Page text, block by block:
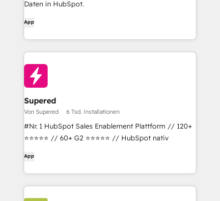
Daten in HubSpot.
App
Supered
Von Supered 6 Tsd. Installationen
#Nr. 1 HubSpot Sales Enablement Plattform // 120+
⭐⭐⭐⭐⭐ // 60+ G2 ⭐⭐⭐⭐⭐ // HubSpot nativ
App